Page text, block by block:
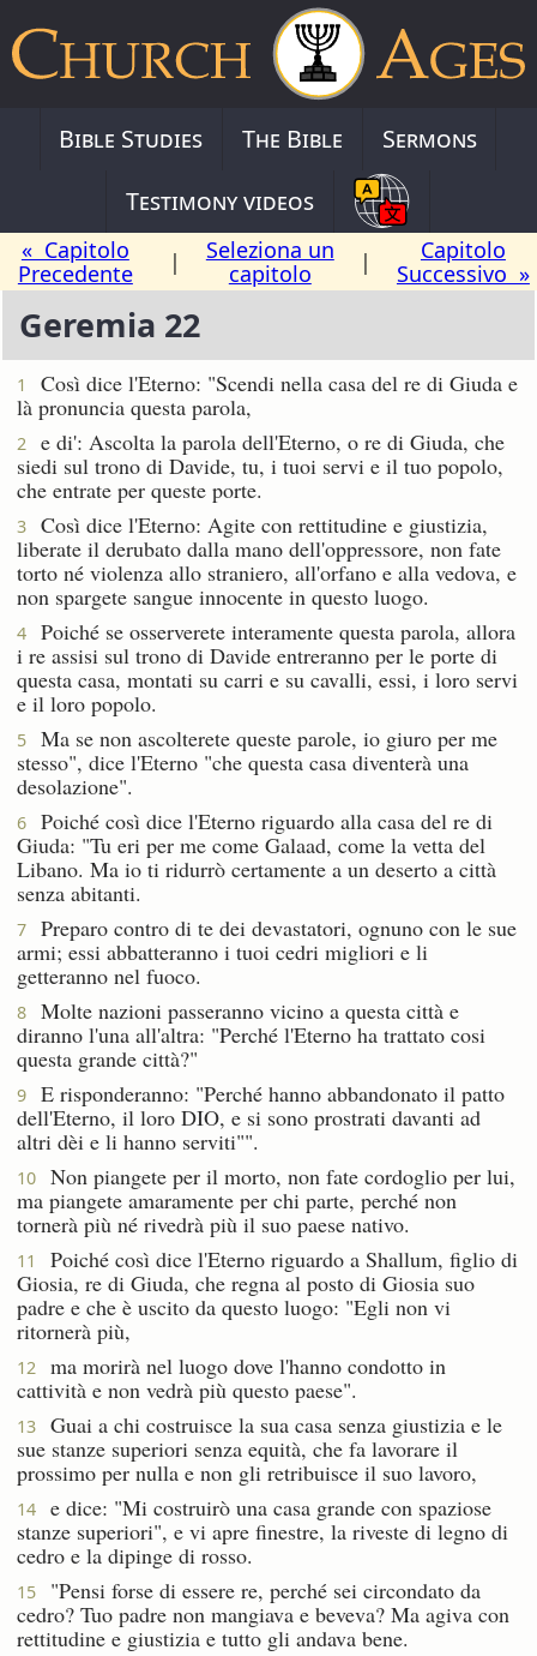
Bible Studies The Bible
Sermons
Testimony videos
« Capitolo
Precedente
|
Seleziona un
capitolo
|
Capitolo
Successivo »
Geremia 22
1
Così dice l'Eterno: "Scendi nella casa del re di Giuda e
là pronuncia questa parola,
2
e di': Ascolta la parola dell'Eterno, o re di Giuda, che
siedi sul trono di Davide, tu, i tuoi servi e il tuo popolo,
che entrate per queste porte.
3
Così dice l'Eterno: Agite con rettitudine e giustizia,
liberate il derubato dalla mano dell'oppressore, non fate
torto né violenza allo straniero, all'orfano e alla vedova, e
non spargete sangue innocente in questo luogo.
4
Poiché se osserverete interamente questa parola, allora
i re assisi sul trono di Davide entreranno per le porte di
questa casa, montati su carri e su cavalli, essi, i loro servi
e il loro popolo.
5
Ma se non ascolterete queste parole, io giuro per me
stesso", dice l'Eterno "che questa casa diventerà una
desolazione".
6
Poiché così dice l'Eterno riguardo alla casa del re di
Giuda: "Tu eri per me come Galaad, come la vetta del
Libano. Ma io ti ridurrò certamente a un deserto a città
senza abitanti.
7
Preparo contro di te dei devastatori, ognuno con le sue
armi; essi abbatteranno i tuoi cedri migliori e li
getteranno nel fuoco.
8
Molte nazioni passeranno vicino a questa città e
diranno l'una all'altra: "Perché l'Eterno ha trattato cosi
questa grande città?"
9
E risponderanno: "Perché hanno abbandonato il patto
dell'Eterno, il loro DIO, e si sono prostrati davanti ad
altri dèi e li hanno serviti"".
10
Non piangete per il morto, non fate cordoglio per lui,
ma piangete amaramente per chi parte, perché non
tornerà più né rivedrà più il suo paese nativo.
11
Poiché così dice l'Eterno riguardo a Shallum, figlio di
Giosia, re di Giuda, che regna al posto di Giosia suo
padre e che è uscito da questo luogo: "Egli non vi
ritornerà più,
12
ma morirà nel luogo dove l'hanno condotto in
cattività e non vedrà più questo paese".
13
Guai a chi costruisce la sua casa senza giustizia e le
sue stanze superiori senza equità, che fa lavorare il
prossimo per nulla e non gli retribuisce il suo lavoro,
14
e dice: "Mi costruirò una casa grande con spaziose
stanze superiori", e vi apre finestre, la riveste di legno di
cedro e la dipinge di rosso.
15
"Pensi forse di essere re, perché sei circondato da
cedro? Tuo padre non mangiava e beveva? Ma agiva con
rettitudine e giustizia e tutto gli andava bene.